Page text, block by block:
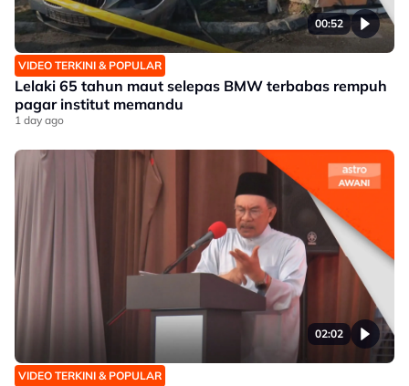
00:52
VIDEO TERKINI & POPULAR
Lelaki 65 tahun maut selepas BMW terbabas rempuh
pagar institut memandu
1 day ago
02:02
VIDEO TERKINI & POPULAR